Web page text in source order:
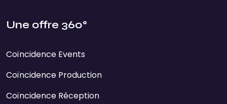
Une offre 360°
Coïncidence Events
Coïncidence Production
Coïncidence Réception